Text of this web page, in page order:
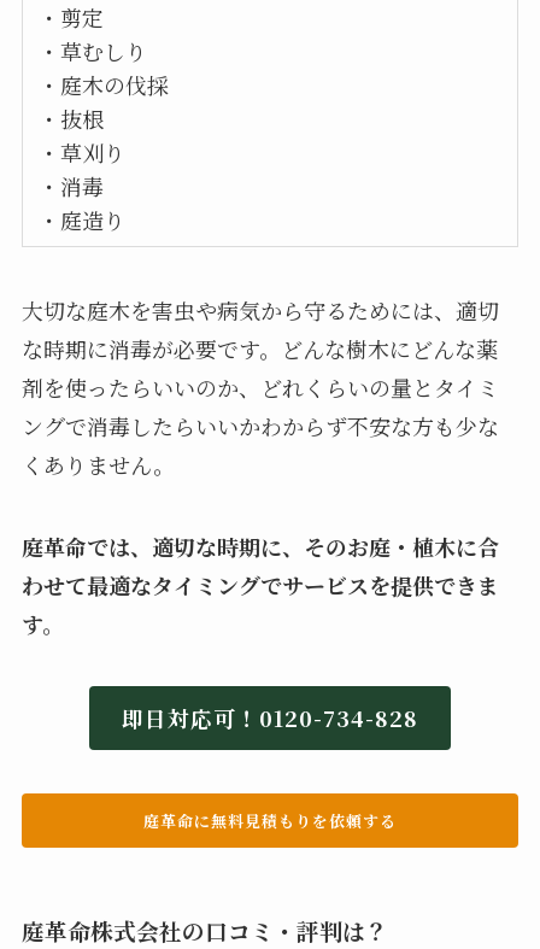
・剪定
・草むしり
・庭木の伐採
・抜根
・草刈り
・消毒
・庭造り
大切な庭木を害虫や病気から守るためには、適切
な時期に消毒が必要です。どんな樹木にどんな薬
剤を使ったらいいのか、どれくらいの量とタイミ
ングで消毒したらいいかわからず不安な方も少な
くありません。
庭革命では、適切な時期に、そのお庭・植木に合
わせて最適なタイミングでサービスを提供できま
す。
即日対応可！0120-734-828
庭革命に無料見積もりを依頼する
庭革命株式会社の口コミ・評判は？